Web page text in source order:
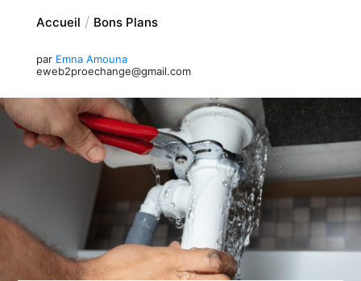
Accueil Bons Plans
par Emna Amouna
eweb2proechange@gmail.com